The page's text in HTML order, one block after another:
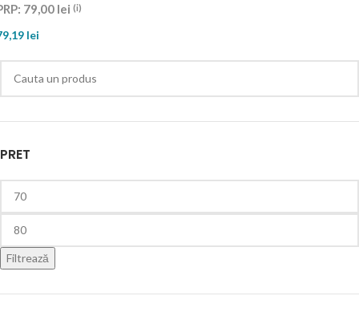
PRET
Filtrează
79,00 lei (i)
lei